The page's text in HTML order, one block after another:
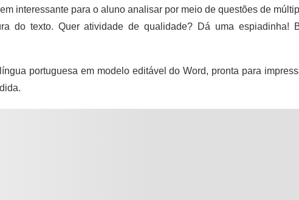
interessante para o aluno analisar por meio de questões de
do texto. Quer atividade de qualidade? Dá uma espiadinha!
portuguesa em modelo editável do Word, pronta para